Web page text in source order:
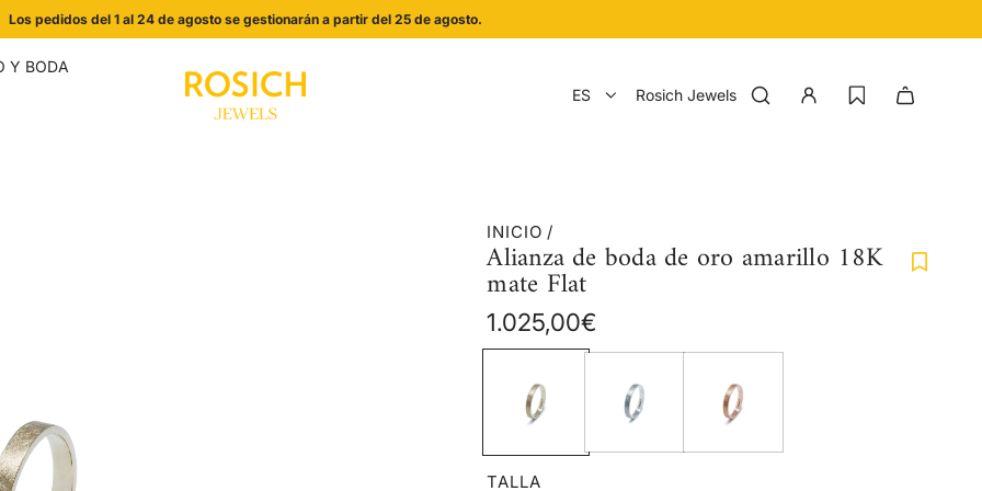
Los pedidos del 1 al 24 de agosto se gestionarán a partir del 25 de agosto.
Y BODA
ES Rosich Jewels
INICIO /
Alianza de boda de oro amarillo 18K
mate Flat
Precio
regular
1.025,00€
TALLA